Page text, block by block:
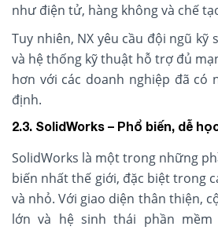
như điện tử, hàng không và chế
Tuy nhiên, NX yêu cầu đội ngũ kỹ
và hệ thống kỹ thuật hỗ trợ đủ
hơn với các doanh nghiệp đã có
định.
2.3. SolidWorks – Phổ biến, dễ
SolidWorks là một trong những
biến nhất thế giới, đặc biệt trong
và nhỏ. Với giao diện thân thiện,
lớn và hệ sinh thái phần